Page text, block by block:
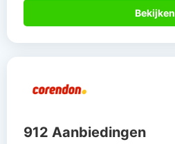
Bekijken
912 Aanbiedingen